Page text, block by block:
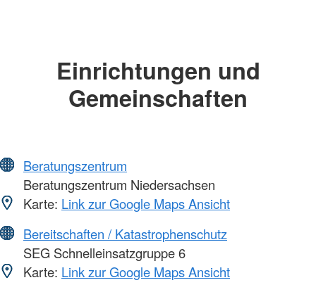
Einrichtungen und
Gemeinschaften
Beratungszentrum
Beratungszentrum Niedersachsen
Karte: Link zur Google Maps Ansicht
Bereitschaften / Katastrophenschutz
SEG Schnelleinsatzgruppe 6
Karte: Link zur Google Maps Ansicht